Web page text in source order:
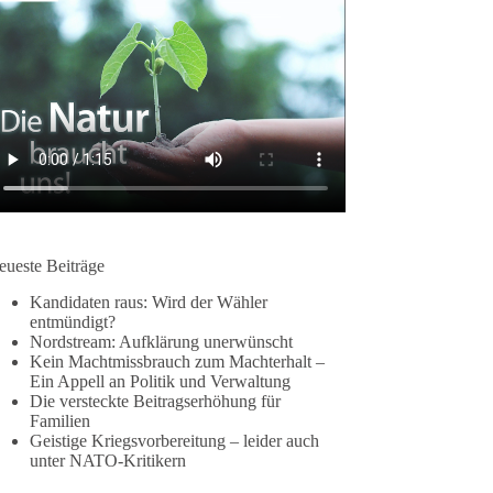
Beiträge
Kandidaten raus: Wird der Wähler
entmündigt?
Nordstream: Aufklärung unerwünscht
Kein Machtmissbrauch zum Machterhalt –
Ein Appell an Politik und Verwaltung
Die versteckte Beitragserhöhung für
Familien
Geistige Kriegsvorbereitung – leider auch
unter NATO-Kritikern